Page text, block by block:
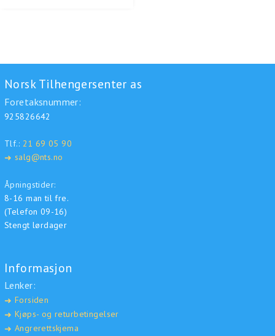
Norsk Tilhengersenter as
Foretaksnummer:
925826642
Tlf.: 21 69 05 90
➜ salg@nts.no
Åpningstider:
8-16 man til fre.
(Telefon 09-16)
Stengt lørdager
Informasjon
Lenker:
➜ Forsiden
➜ Kjøps- og returbetingelser
➜ Angrerettskjema